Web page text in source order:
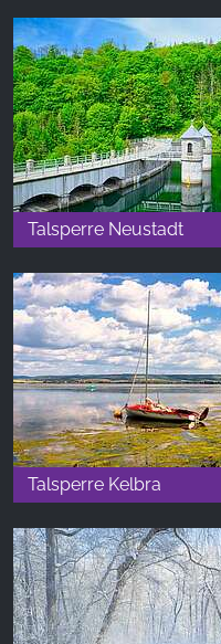
Talsperre Neustadt
Talsperre Kelbra